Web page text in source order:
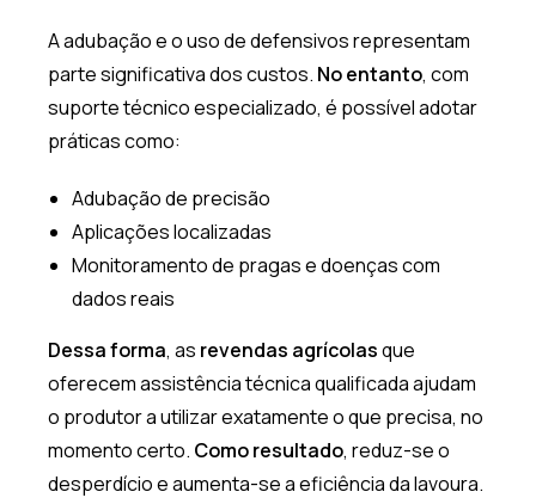
A adubação e o uso de defensivos representam
parte significativa dos custos. No entanto, com
suporte técnico especializado, é possível adotar
práticas como:
Adubação de precisão
Aplicações localizadas
Monitoramento de pragas e doenças com
dados reais
Dessa forma, as revendas agrícolasque
oferecem assistência técnica qualificada ajudam
o produtor a utilizar exatamente o que precisa, no
momento certo. Como resultado, reduz-se o
desperdício e aumenta-se a eficiência da lavoura.